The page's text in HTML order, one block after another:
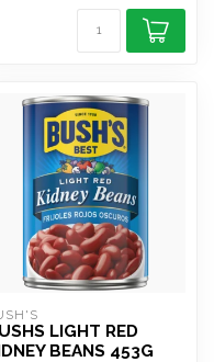
LIGHT RED
BEANS 453G